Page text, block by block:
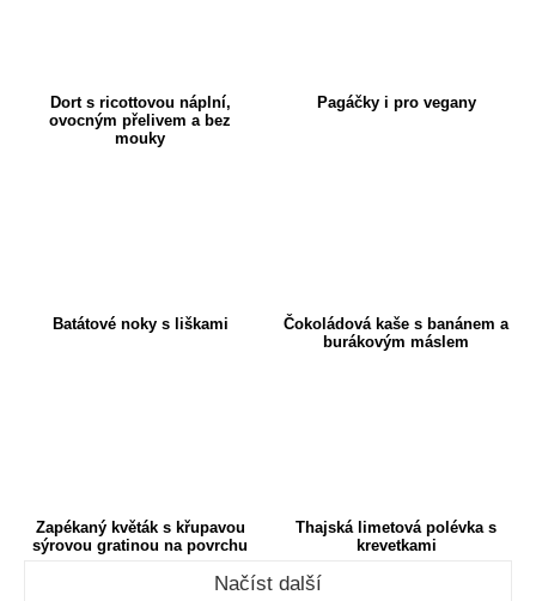
Dort s ricottovou náplní,
ovocným přelivem a bez
mouky
Pagáčky i pro vegany
Batátové noky s liškami
Čokoládová kaše s banánem a
burákovým máslem
Zapékaný květák s křupavou
sýrovou gratinou na povrchu
Thajská limetová polévka s
krevetkami
Načíst další